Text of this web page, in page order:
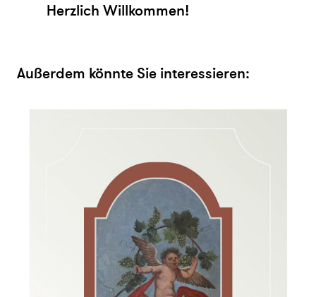
Herzlich Willkommen!
Außerdem könnte Sie interessieren: